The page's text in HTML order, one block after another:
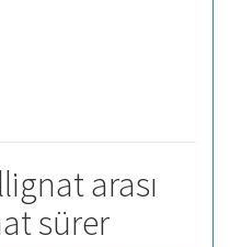
arası
sürer